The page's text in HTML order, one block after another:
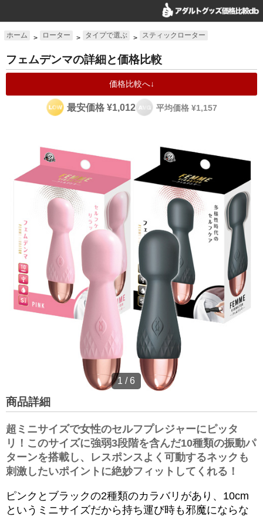
ホーム > ローター > タイプで選ぶ > スティックローター
フェムデンマの詳細と価格比較
価格比較へ↓
最安価格 ¥1,012 平均価格 ¥1,157
1 /6
商品詳細
超ミニサイズで女性のセルフプレジャーにピッタ
リ！このサイズに強弱3段階を含んだ10種類の振動パ
ターンを搭載し、レスポンスよく可動するネックも
刺激したいポイントに絶妙フィットしてくれる！
ピンクとブラックの2種類のカラバリがあり、10cm
というミニサイズだから持ち運び時も邪魔にならな